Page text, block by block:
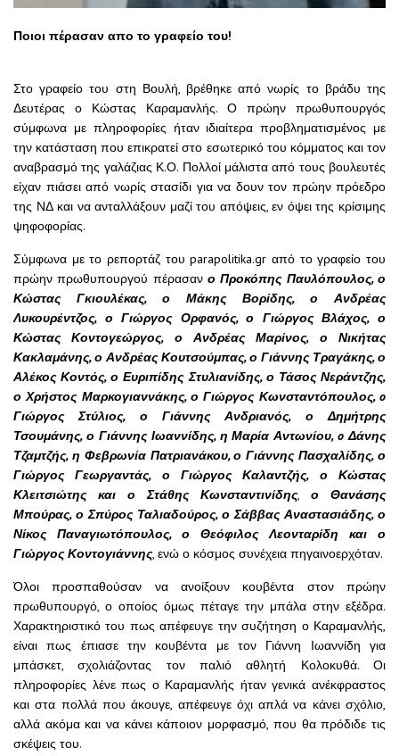
Ποιοι πέρασαν απο το γραφείο του!
Στο γραφείο του στη Βουλή, βρέθηκε από νωρίς το βράδυ της
Δευτέρας ο Κώστας Καραμανλής. Ο πρώην πρωθυπουργός
σύμφωνα με πληροφορίες ήταν ιδιαίτερα προβληματισμένος με
την κατάσταση που επικρατεί στο εσωτερικό του κόμματος και τον
αναβρασμό της γαλάζιας Κ.Ο. Πολλοί μάλιστα από τους βουλευτές
είχαν πιάσει από νωρίς στασίδι για να δουν τον πρώην πρόεδρο
της ΝΔ και να ανταλλάξουν μαζί του απόψεις, εν όψει της κρίσιμης
ψηφοφορίας.
Σύμφωνα με το ρεπορτάζ του parapolitika.gr από το γραφείο του
πρώην πρωθυπουργού πέρασαν ο Προκόπης Παυλόπουλος, ο
Κώστας Γκιουλέκας, ο Μάκης Βορίδης, ο Ανδρέας
Λυκουρέντζος, ο Γιώργος Ορφανός, ο Γιώργος Βλάχος, ο
Κώστας Κοντογεώργος, ο Ανδρέας Μαρίνος, ο Νικήτας
Κακλαμάνης, ο Ανδρέας Κουτσούμπας, ο Γιάννης Τραγάκης, ο
Αλέκος Κοντός, ο Ευριπίδης Στυλιανίδης, ο Τάσος Νεράντζης,
ο Χρήστος Μαρκογιαννάκης, ο Γιώργος Κωνσταντόπουλος, o
Γιώργος Στύλιος, ο Γιάννης Ανδριανός, ο Δημήτρης
Τσουμάνης, ο Γιάννης Ιωαννίδης, η Μαρία Αντωνίου, o Δάνης
Τζαμτζής, η Φεβρωνία Πατριανάκου, ο Γιάννης Πασχαλίδης, ο
Γιώργος Γεωργαντάς, ο Γιώργος Καλαντζής, ο Κώστας
Κλειτσιώτης και ο Στάθης Κωνσταντινίδης, ο Θανάσης
Μπούρας, ο Σπύρος Ταλιαδούρος, ο Σάββας Αναστασιάδης, ο
Νίκος Παναγιωτόπουλος, ο Θεόφιλος Λεονταρίδη και ο
Γιώργος Κοντογιάννης, ενώ ο κόσμος συνέχεια πηγαινοερχόταν.
Όλοι προσπαθούσαν να ανοίξουν κουβέντα στον πρώην
πρωθυπουργό, ο οποίος όμως πέταγε την μπάλα στην εξέδρα.
Χαρακτηριστικό του πως απέφευγε την συζήτηση ο Καραμανλής,
είναι πως έπιασε την κουβέντα με τον Γιάννη Ιωαννίδη για
μπάσκετ, σχολιάζοντας τον παλιό αθλητή Κολοκυθά. Οι
πληροφορίες λένε πως ο Καραμανλής ήταν γενικά ανέκφραστος
και στα πολλά που άκουγε, απέφευγε όχι απλά να κάνει σχόλιο,
αλλά ακόμα και να κάνει κάποιον μορφασμό, που θα πρόδιδε τις
σκέψεις του.